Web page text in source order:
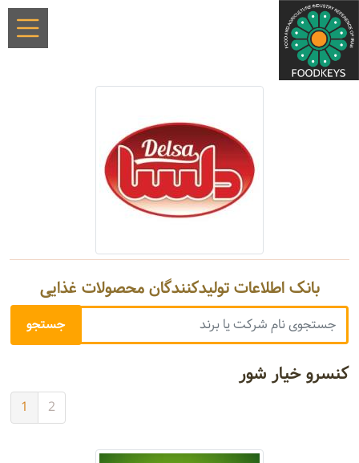
بانک اطلاعات تولیدکنندگان محصولات غذایی
کنسرو خیار شور
1 2